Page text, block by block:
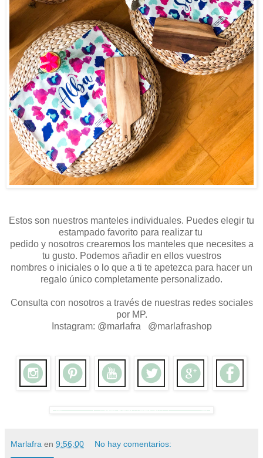
Estos son nuestros manteles individuales. Puedes elegir tu
estampado favorito para realizar tu
pedido y nosotros crearemos los manteles que necesites a
tu gusto. Podemos añadir en ellos vuestros
nombres o iniciales o lo que a ti te apetezca para hacer un
regalo único completamente personalizado.
Consulta con nosotros a través de nuestras redes sociales
por MP.
Instagram: @marlafra @marlafrashop
Marlafra en 9:56:00 No hay comentarios: